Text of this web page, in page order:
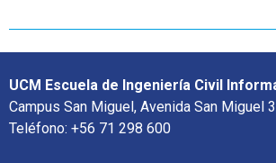
UCM Escuela de Ingeniería Civil
Campus San Miguel, Avenida San Miguel
Teléfono: +56 71 298 600